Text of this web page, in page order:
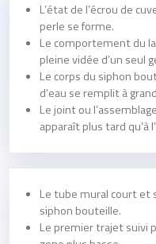
L’état de l’écrou de
perle se forme.
Le comportement du
pleine vidée d’un seul
Le corps du siphon
d’eau se remplit à
Le joint ou
apparaît plus tard qu’à
Le tube mural court et
siphon bouteille.
Le premier trajet suivi